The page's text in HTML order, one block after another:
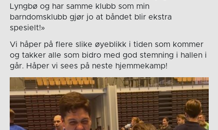
Lyngbø og har samme klubb som min
barndomsklubb gjør jo at båndet blir ekstra
spesielt!»
Vi håper på flere slike øyeblikk i tiden som kommer
og takker alle som bidro med god stemning i hallen i
går. Håper vi sees på neste hjemmekamp!